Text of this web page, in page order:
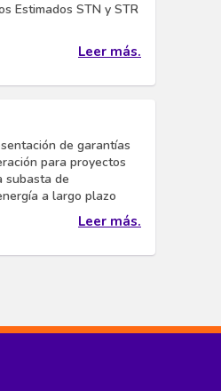
Estimados STN y STR
Leer más.
de garantías
para proyectos
subasta de
a largo plazo
Leer más.